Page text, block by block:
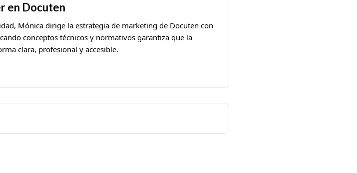
en Docuten
Mónica dirige la estrategia de marketing de Docuten con
conceptos técnicos y normativos garantiza que la
clara, profesional y accesible.